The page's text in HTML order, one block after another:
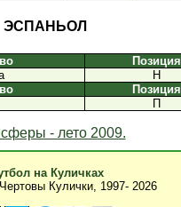
ЭСПАНЬОЛ
Позиция
Н
Позиция
П
- лето 2009.
на Куличках
Кулички, 1997- 2026